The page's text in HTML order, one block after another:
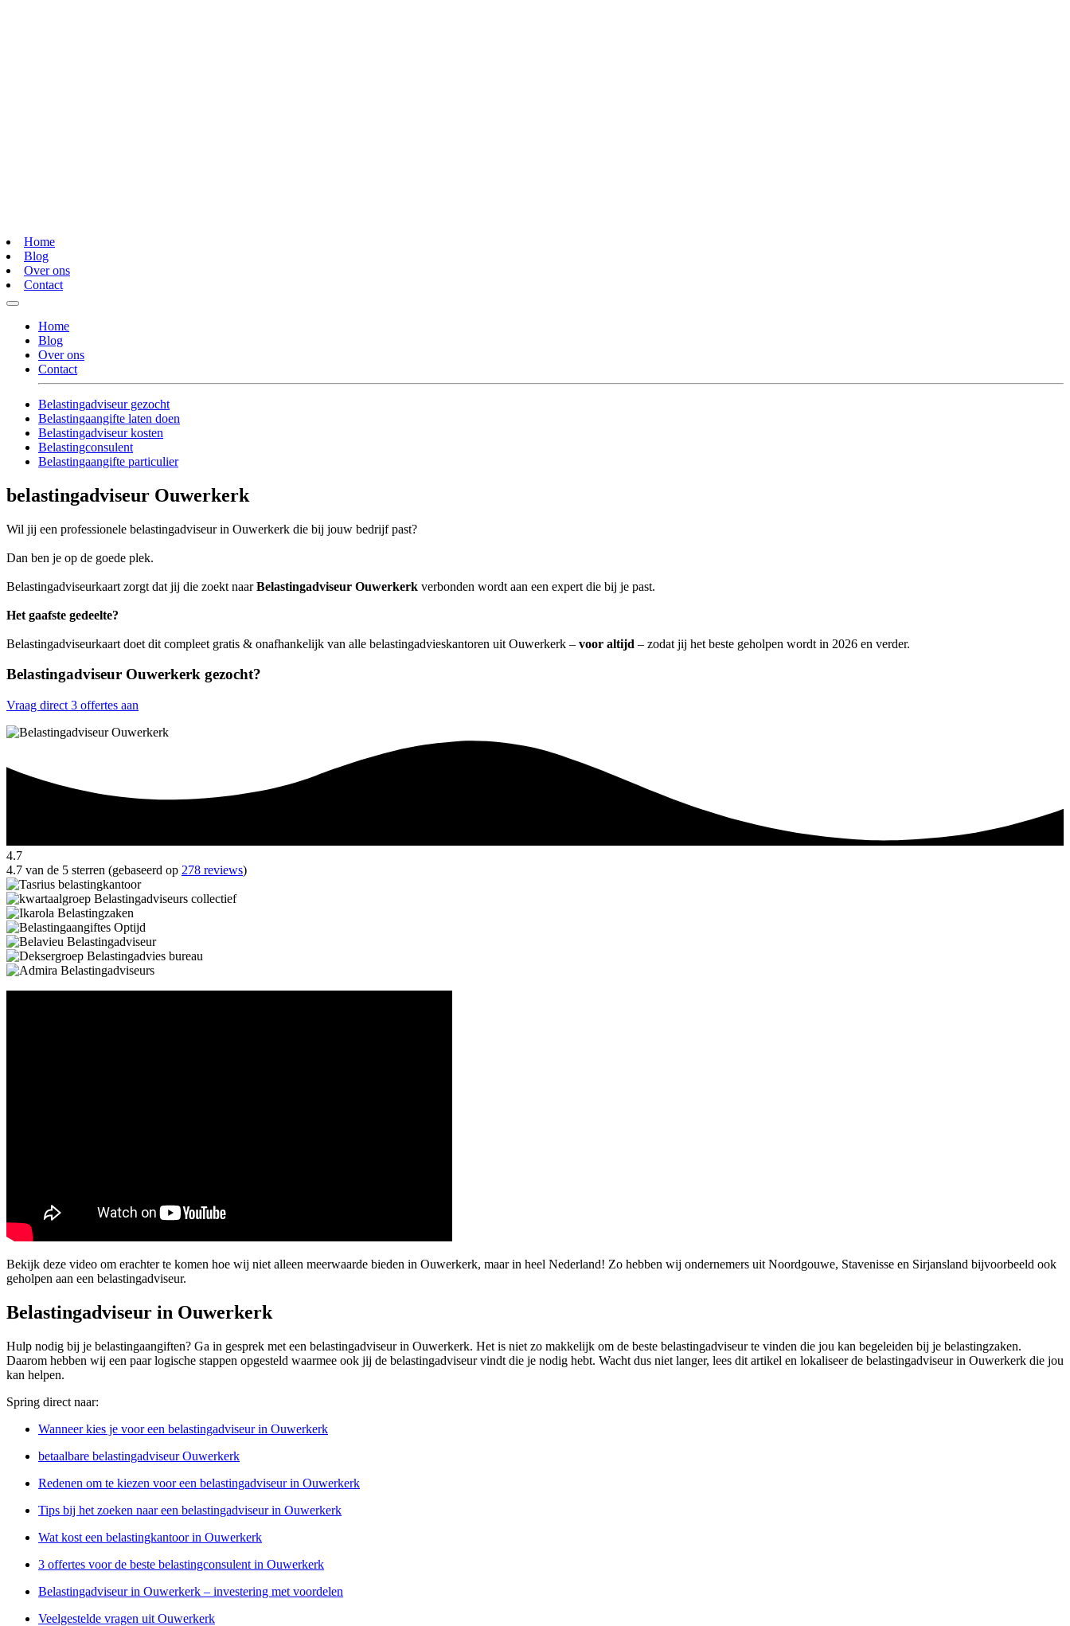
Home
Blog
Over ons
Contact
Home
Blog
Over ons
Contact
Belastingadviseur gezocht
Belastingaangifte laten doen
Belastingadviseur kosten
Belastingconsulent
Belastingaangifte particulier
belastingadviseur Ouwerkerk
Wil jij een professionele belastingadviseur in Ouwerkerk die bij jouw bedrijf past?
Dan ben je op de goede plek.
Belastingadviseurkaart zorgt dat jij die zoekt naarBelastingadviseur Ouwerkerk verbonden wordt aan een expert die bij je past.
Het gaafste gedeelte?
Belastingadviseurkaart doet dit compleet gratis & onafhankelijk van alle belastingadvieskantoren uit Ouwerkerk – voor altijd – zodat jij het beste geholpen wordt in 2026 en verder.
Belastingadviseur Ouwerkerk gezocht?
Vraag direct 3 offertes aan
4.7
4.7 van de 5 sterren (gebaseerd op 278 reviews)
Bekijk deze video om erachter te komen hoe wij niet alleen meerwaarde bieden in Ouwerkerk, maar in heel Nederland! Zo hebben wij ondernemers uit Noordgouwe, Stavenisse en Sirjansland bijvoorbeeld ook
geholpen aan een belastingadviseur.
Belastingadviseur in Ouwerkerk
Hulp nodig bij je belastingaangiften? Ga in gesprek met een belastingadviseur in Ouwerkerk. Het is niet zo makkelijk om de beste belastingadviseur te vinden die jou kan begeleiden bij je belastingzaken.
Daarom hebben wij een paar logische stappen opgesteld waarmee ook jij de belastingadviseur vindt die je nodig hebt. Wacht dus niet langer, lees dit artikel en lokaliseer de belastingadviseur in Ouwerkerk die jou
kan helpen.
Spring direct naar:
Wanneer kies je voor een belastingadviseur in Ouwerkerk
betaalbare belastingadviseur Ouwerkerk
Redenen om te kiezen voor een belastingadviseur in Ouwerkerk
Tips bij het zoeken naar een belastingadviseur in Ouwerkerk
Wat kost een belastingkantoor in Ouwerkerk
3 offertes voor de beste belastingconsulent in Ouwerkerk
Belastingadviseur in Ouwerkerk – investering met voordelen
Veelgestelde vragen uit Ouwerkerk